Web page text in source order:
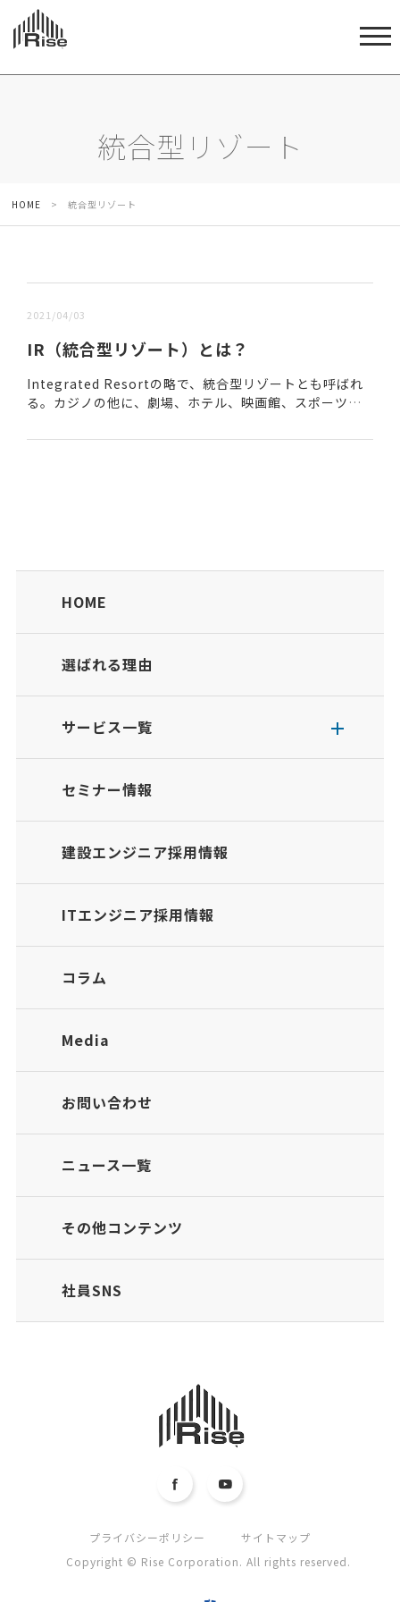
統合型リゾート
HOME > 統合型リゾート
2021/04/03
IR（統合型リゾート）とは？
Integrated Resortの略で、統合型リゾートとも呼ばれ
る。カジノの他に、劇場、ホテル、映画館、スポーツ施
施設や、国際会議場・展示施設などの...
HOME
選ばれる理由
サービス一覧
セミナー情報
建設エンジニア採用情報
ITエンジニア採用情報
コラム
Media
お問い合わせ
ニュース一覧
その他コンテンツ
社員SNS
プライバシーポリシー
サイトマップ
Copyright © Rise Corporation. All rights reserved.